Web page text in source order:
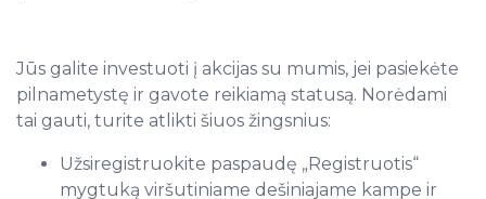
Jūs galite investuoti į akcijas su mumis, jei pasiekėte
pilnametystę ir gavote reikiamą statusą. Norėdami
tai gauti, turite atlikti šiuos žingsnius:
Užsiregistruokite paspaudę „Registruotis“
mygtuką viršutiniame dešiniajame kampe ir